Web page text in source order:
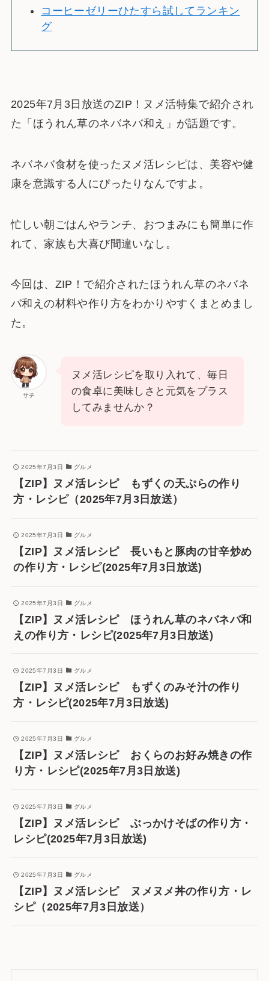
コーヒーゼリーひたすら試してランキン
グ
2025年7月3日放送のZIP！ヌメ活特集で紹介され
た「ほうれん草のネバネバ和え」が話題です。
ネバネバ食材を使ったヌメ活レシピは、美容や健
康を意識する人にぴったりなんですよ。
忙しい朝ごはんやランチ、おつまみにも簡単に作
れて、家族も大喜び間違いなし。
今回は、ZIP！で紹介されたほうれん草のネバネ
バ和えの材料や作り方をわかりやすくまとめまし
た。
サチ
ヌメ活レシピを取り入れて、毎日
の食卓に美味しさと元気をプラス
してみませんか？
2025年7月3日 グルメ
【ZIP】ヌメ活レシピ もずくの天ぷらの作り
方・レシピ（2025年7月3日放送）
2025年7月3日 グルメ
【ZIP】ヌメ活レシピ 長いもと豚肉の甘辛炒め
の作り方・レシピ(2025年7月3日放送)
2025年7月3日 グルメ
【ZIP】ヌメ活レシピ ほうれん草のネバネバ和
えの作り方・レシピ(2025年7月3日放送)
2025年7月3日 グルメ
【ZIP】ヌメ活レシピ もずくのみそ汁の作り
方・レシピ(2025年7月3日放送)
2025年7月3日 グルメ
【ZIP】ヌメ活レシピ おくらのお好み焼きの作
り方・レシピ(2025年7月3日放送)
2025年7月3日 グルメ
【ZIP】ヌメ活レシピ ぶっかけそばの作り方・
レシピ(2025年7月3日放送)
2025年7月3日 グルメ
【ZIP】ヌメ活レシピ ヌメヌメ丼の作り方・レ
シピ（2025年7月3日放送）